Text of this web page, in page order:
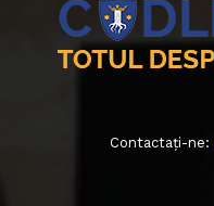
Contactați-ne: